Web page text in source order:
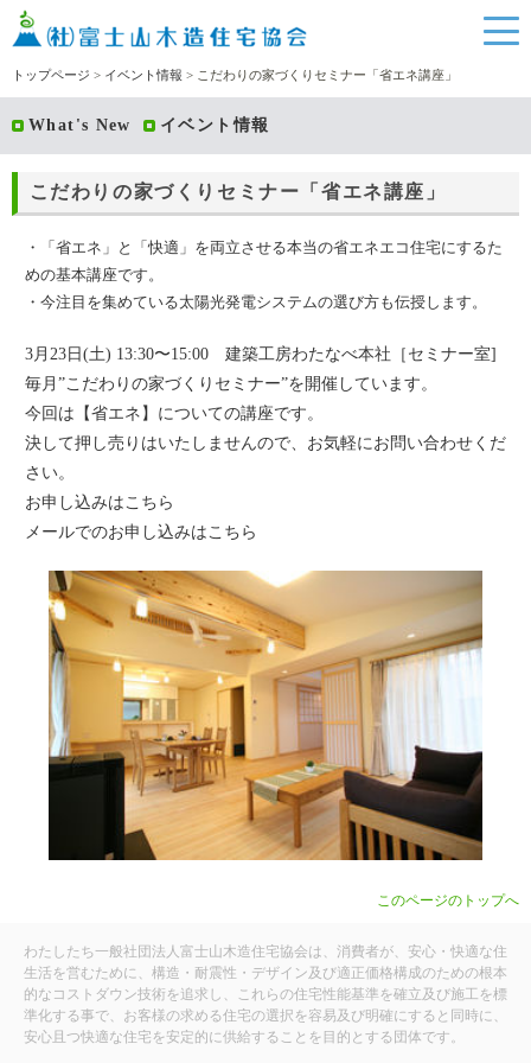
トップページ > イベント情報 > こだわりの家づくりセミナー「省エネ講座」
What's New イベント情報
こだわりの家づくりセミナー「省エネ講座」
・「省エネ」と「快適」を両立させる本当の省エネエコ住宅にするた
めの基本講座です。
・今注目を集めている太陽光発電システムの選び方も伝授します。
3月23日(土) 13:30〜15:00 建築工房わたなべ本社［セミナー室]
毎月”こだわりの家づくりセミナー”を開催しています。
今回は【省エネ】についての講座です。
決して押し売りはいたしませんので、お気軽にお問い合わせくだ
さい。
お申し込みはこちら
メールでのお申し込みはこちら
このページのトップへ
わたしたち一般社団法人富士山木造住宅協会は、消費者が、安心・快適な住
生活を営むために、構造・耐震性・デザイン及び適正価格構成のための根本
的なコストダウン技術を追求し、これらの住宅性能基準を確立及び施工を標
準化する事で、お客様の求める住宅の選択を容易及び明確にすると同時に、
安心且つ快適な住宅を安定的に供給することを目的とする団体です。